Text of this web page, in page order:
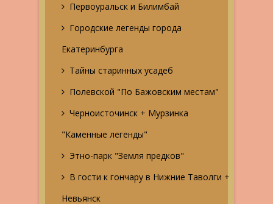
Первоуральск и Билимбай
Городские легенды города
Екатеринбурга
Тайны старинных усадеб
Полевской "По Бажовским местам"
Черноисточинск + Мурзинка
"Каменные легенды"
Этно-парк "Земля предков"
В гости к гончару в Нижние Таволги +
Невьянск